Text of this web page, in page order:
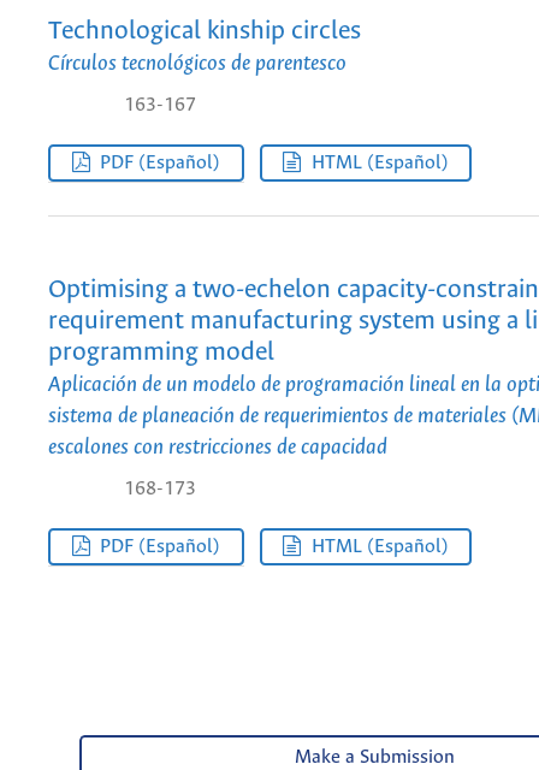
Technological kinship circles
Círculos tecnológicos de parentesco
163-167
PDF (Español) HTML (Español)
Optimising a two-echelon capacity-
requirement manufacturing system using a
programming model
Aplicación de un modelo de programación lineal en la
sistema de planeación de requerimientos de materiales
escalones con restricciones de capacidad
168-173
PDF (Español) HTML (Español)
Make a Submission